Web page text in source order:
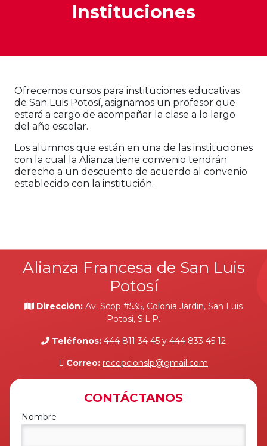
Instituciones
Ofrecemos cursos para instituciones educativas
de San Luis Potosí, asignamos un profesor que
estará a cargo de acompañar la clase a lo largo
del año escolar.
Los alumnos que están en una de las instituciones
con la cual la Alianza tiene convenio tendrán
derecho a un descuento de acuerdo al convenio
establecido con la institución.
Alianza Francesa de San Luis
Potosí
Dirección: Av. Scop #535, Colonia Jardin, San Luis
Potosi, S.L.P.
Teléfonos: 444 811 34 45 y 444 833 45 12
Correo: recepcionslp@gmail.com
CONTÁCTANOS
Nombre